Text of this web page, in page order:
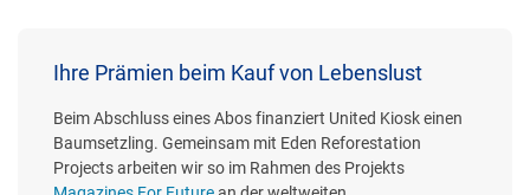
Ihre Prämien beim Kauf von Lebenslust
Beim Abschluss eines Abos finanziert United Kiosk einen
Baumsetzling. Gemeinsam mit Eden Reforestation
Projects arbeiten wir so im Rahmen des Projekts